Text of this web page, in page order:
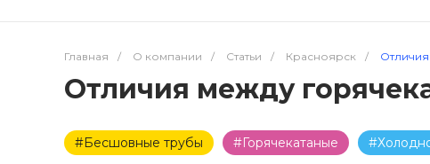
Главная / О компании / Статьи / Красноярск /
Отличия между
#Бесшовные трубы #Горячекатаные